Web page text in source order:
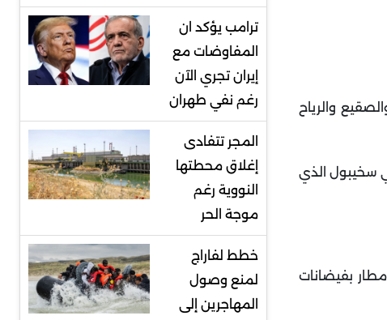
والرياح
سخيبول الذي
بفيضانات
ترامب يؤكد ان
المفاوضات مع
إيران تجري الآن
رغم نفي طهران
المجر تتفادى
إغلاق محطتها
النووية رغم
موجة الحر
خطط لفاراج
لمنع وصول
المهاجرين إلى